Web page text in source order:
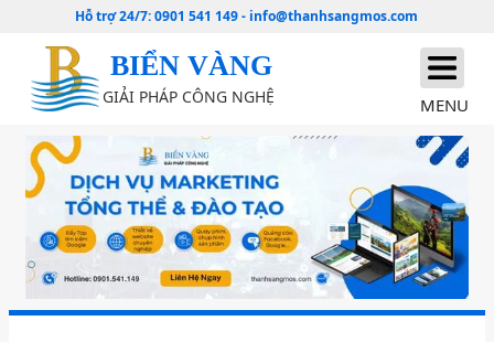
Hỗ trợ 24/7:0901 541 149- info@thanhsangmos.com
BIỂN VÀNG
GIẢI PHÁP CÔNG NGHỆ MENU